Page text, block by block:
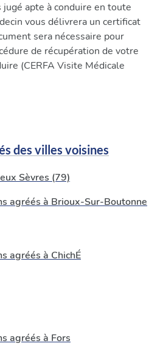
jugé apte à conduire en toute
vous délivrera un certificat
sera nécessaire pour
de récupération de votre
(CERFA Visite Médicale
des villes voisines
Sèvres (79)
agréés à Brioux-Sur-Boutonne
agréés à ChichÉ
agréés à Fors